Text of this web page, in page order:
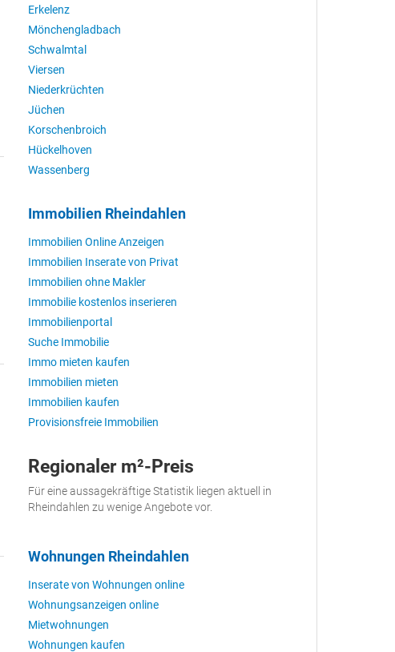
Erkelenz
Mönchengladbach
Schwalmtal
Viersen
Niederkrüchten
Jüchen
Korschenbroich
Hückelhoven
Wassenberg
Immobilien Rheindahlen
Immobilien Online Anzeigen
Immobilien Inserate von Privat
Immobilien ohne Makler
Immobilie kostenlos inserieren
Immobilienportal
Suche Immobilie
Immo mieten kaufen
Immobilien mieten
Immobilien kaufen
Provisionsfreie Immobilien
Regionaler m²-Preis
Für eine aussagekräftige Statistik liegen aktuell in
Rheindahlen zu wenige Angebote vor.
Wohnungen Rheindahlen
Inserate von Wohnungen online
Wohnungsanzeigen online
Mietwohnungen
Wohnungen kaufen